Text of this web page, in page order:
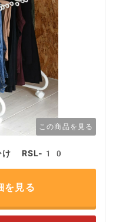
この商品を見る
け RSL-10
を見る